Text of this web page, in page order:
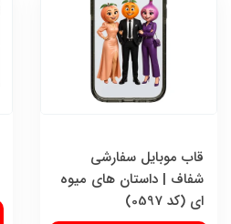
قاب موبایل سفارشی
شفاف | داستان های میوه
ای (کد 0597)